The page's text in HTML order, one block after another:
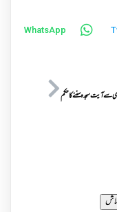
WhatsApp
سے آیت سجدہ سننے کا حکم